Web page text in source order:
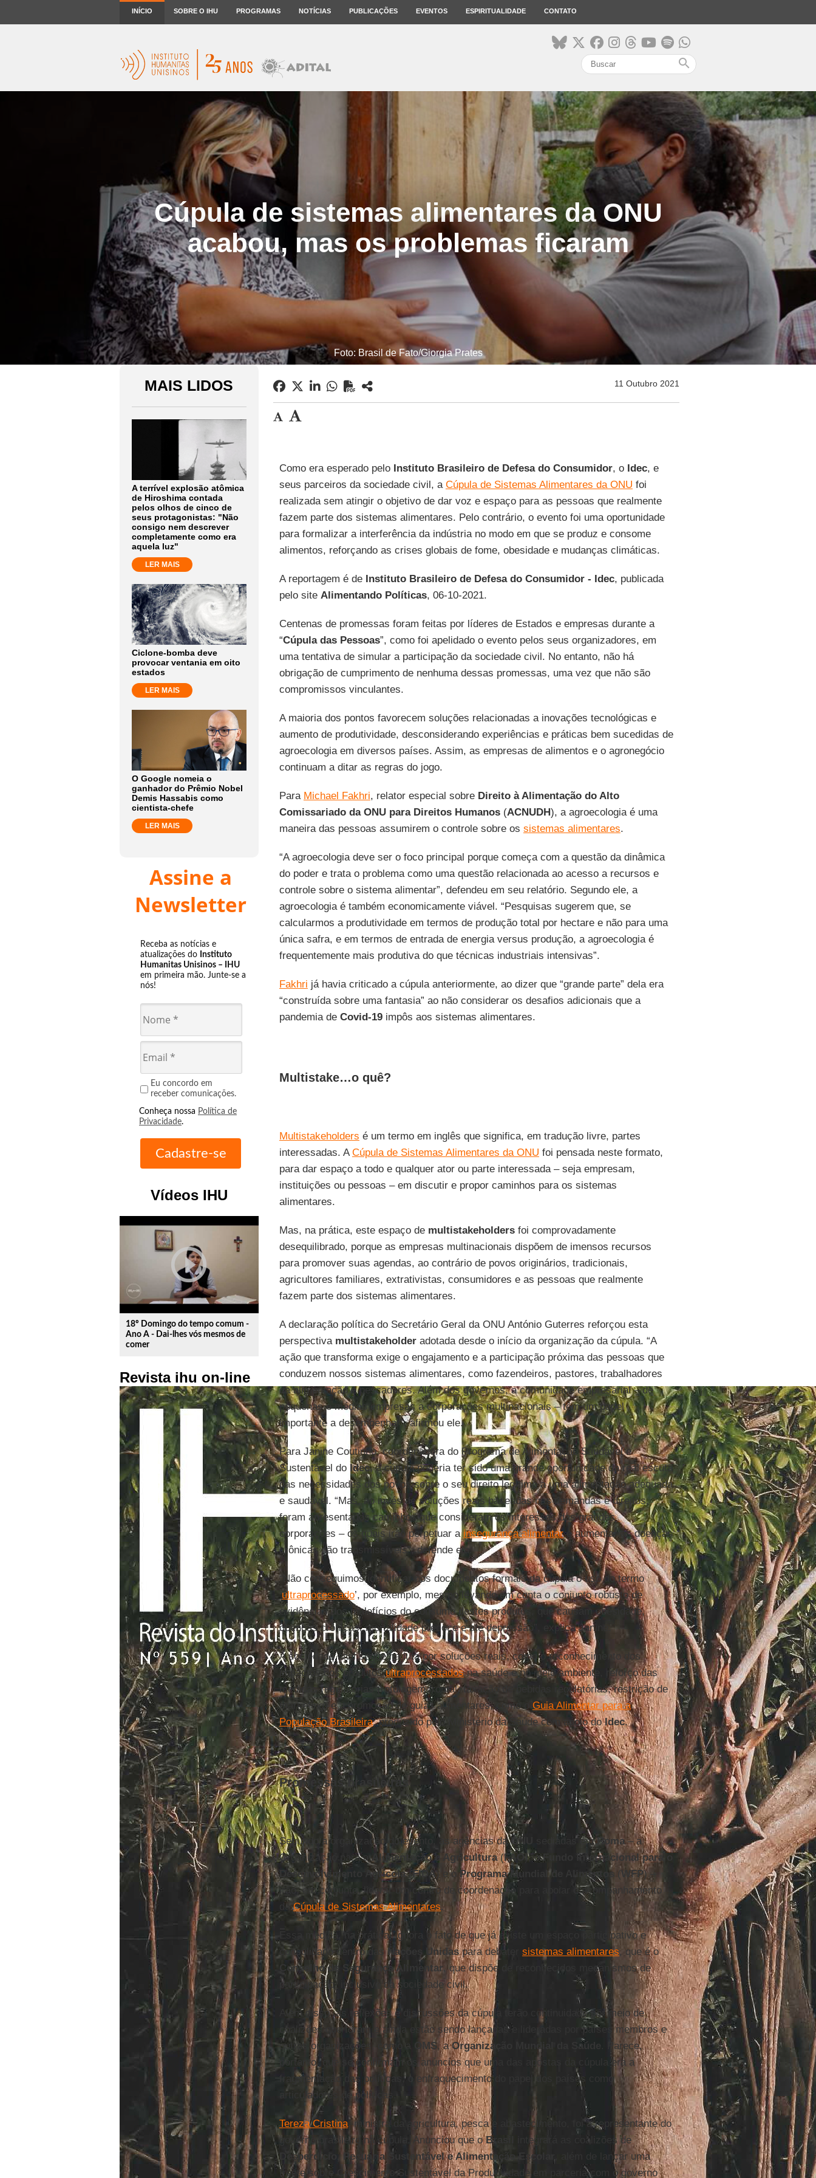
INÍCIO SOBRE O IHU PROGRAMAS NOTÍCIAS PUBLICAÇÕES EVENTOS ESPIRITUALIDADE CONTATO
search
Cúpula de sistemas alimentares da ONU
acabou, mas os problemas ficaram
Foto: Brasil de Fato/Giorgia Prates
MAIS LIDOS
A terrível explosão atômica
de Hiroshima contada
pelos olhos de cinco de
seus protagonistas: "Não
consigo nem descrever
completamente como era
aquela luz"
LER MAIS
Ciclone-bomba deve
provocar ventania em oito
estados
LER MAIS
O Google nomeia o
ganhador do Prêmio Nobel
Demis Hassabis como
cientista-chefe
LER MAIS
Assine a
Newsletter
Receba as notícias e
atualizações do Instituto
Humanitas Unisinos – IHU
em primeira mão. Junte-se a
nós!
Eu concordo em
receber comunicações.
Conheça nossa Política de
Privacidade.
Vídeos IHU
play_circle_outline
18º Domingo do tempo comum -
Ano A - Dai-lhes vós mesmos de
comer
Revista ihu on-line
11 Outubro 2021
Como era esperado pelo Instituto Brasileiro de Defesa do Consumidor, o Idec, e
seus parceiros da sociedade civil, a Cúpula de Sistemas Alimentares da ONU foi
realizada sem atingir o objetivo de dar voz e espaço para as pessoas que realmente
fazem parte dos sistemas alimentares. Pelo contrário, o evento foi uma oportunidade
para formalizar a interferência da indústria no modo em que se produz e consome
alimentos, reforçando as crises globais de fome, obesidade e mudanças climáticas.
A reportagem é de Instituto Brasileiro de Defesa do Consumidor - Idec, publicada
pelo site Alimentando Políticas, 06-10-2021.
Centenas de promessas foram feitas por líderes de Estados e empresas durante a
“Cúpula das Pessoas”, como foi apelidado o evento pelos seus organizadores, em
uma tentativa de simular a participação da sociedade civil. No entanto, não há
obrigação de cumprimento de nenhuma dessas promessas, uma vez que não são
compromissos vinculantes.
A maioria dos pontos favorecem soluções relacionadas a inovações tecnológicas e
aumento de produtividade, desconsiderando experiências e práticas bem sucedidas de
agroecologia em diversos países. Assim, as empresas de alimentos e o agronegócio
continuam a ditar as regras do jogo.
Para Michael Fakhri, relator especial sobre Direito à Alimentação do Alto
Comissariado da ONU para Direitos Humanos(ACNUDH), a agroecologia é uma
maneira das pessoas assumirem o controle sobre os sistemas alimentares.
“A agroecologia deve ser o foco principal porque começa com a questão da dinâmica
do poder e trata o problema como uma questão relacionada ao acesso a recursos e
controle sobre o sistema alimentar”, defendeu em seu relatório. Segundo ele, a
agroecologia é também economicamente viável. “Pesquisas sugerem que, se
calcularmos a produtividade em termos de produção total por hectare e não para uma
única safra, e em termos de entrada de energia versus produção, a agroecologia é
frequentemente mais produtiva do que técnicas industriais intensivas”.
Fakhri já havia criticado a cúpula anteriormente, ao dizer que “grande parte” dela era
“construída sobre uma fantasia” ao não considerar os desafios adicionais que a
pandemia de Covid-19impôs aos sistemas alimentares.
Multistake…o quê?
Multistakeholders é um termo em inglês que significa, em tradução livre, partes
interessadas. ACúpula de Sistemas Alimentares da ONU foi pensada neste formato,
para dar espaço a todo e qualquer ator ou parte interessada – seja empresam,
instituições ou pessoas – em discutir e propor caminhos para os sistemas
alimentares.
Mas, na prática, este espaço de multistakeholdersfoi comprovadamente
desequilibrado, porque as empresas multinacionais dispõem de imensos recursos
para promover suas agendas, ao contrário de povos originários, tradicionais,
agricultores familiares, extrativistas, consumidores e as pessoas que realmente
fazem parte dos sistemas alimentares.
A declaração política do Secretário Geral da ONU António Guterres reforçou esta
perspectiva multistakeholderadotada desde o início da organização da cúpula. “A
ação que transforma exige o engajamento e a participação próxima das pessoas que
conduzem nossos sistemas alimentares, como fazendeiros, pastores, trabalhadores
da alimentação e pescadores. Além dos governos, a comunidade empresarial – de
pequenas e médias empresas a corporações multinacionais – têm um papel
importante a desempenhar”, afirmou ele.
Para Janine Coutinho, coordenadora do Programa de Alimentação Saudável e
Sustentável do Idec, a cúpula poderia ter sido uma grande oportunidade da real escuta
das necessidades dos povos sobre o seu direito legítimo a uma alimentação adequada
e saudável. “Mas, ao invés de soluções reais baseadas nas demandas e direitos,
foram apresentados caminhos que consideram os interesses das grandes
corporações – os quais irão perpetuar ainsegurança alimentare aumentar as doenças
crônicas não transmissíveis”, defende ela.
“Não conseguimos identificar nos documentos formais da cúpula o uso do termo
‘ultraprocessado’, por exemplo, mesmo levando em conta o conjunto robusto de
evidências dos malefícios do consumo destes produtos, que causam obesidade,
doenças crônicas, mortalidade precoce e até depressão”, explica Janine.
A sociedade civil segue na luta por soluções reais, como o reconhecimento dos
impactos dos produtosultraprocessadosna saúde e no meio ambiente, reforço das
medidas regulatórias (rotulagem frontal, taxação de bebidas regulatórias, restrição de
marketing) e a promoção de guias alimentares, como o Guia Alimentar para a
População Brasileira, produzido pelo Ministério da Saúde com apoio doIdec.
Promessas brasileiras
Segundo a organização do evento, as agências daONU sediadas emRoma– a
Organização para aAlimentação e Agricultura(FAO ), oFundo Internacional para o
Desenvolvimento Agrícola(FIDA) e o Programa Mundial de Alimentos(WFP) –
irão, em conjunto, liderar um centro de coordenação para apoiar o acompanhamento
daCúpula de Sistemas Alimentares.
Essa medida, na prática, ignora o fato de que já existe um espaço participativo e
consolidado dentro dasNações Unidaspara debater sistemas alimentares, que é o
Conselho de Segurança Alimentar, que dispõe de reconhecidos mecanismos de
participação, inclusive da sociedade civil.
Além disso, as reflexões e discussões da cúpula terão continuidade por meio de
coalizões que foram e ainda estão sendo lançadas e lideradas por países membros e
outras organizações, como a
OMS, aOrganização Mundial da Saúde
. Parece,
portanto, que se confirmam os anúncios que uma das apostas da cúpula era a
fragmentação das políticas, o enfraquecimento do papel dos países como
articuladores de políticas.
Tereza Cristina, ministra da agricultura, pesca e abastecimento, foi a representante do
governo brasileiro na cúpula. Anunciou que oBrasil
integrará as coalizões de
Desperdício, Pecuária Sustentável e Alimentação Escolar, além de lançar uma
frente sobre Crescimento Sustentável da Produtividade em parceria com o governo